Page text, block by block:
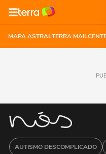
MAPA ASTRALTERRA MAIL
AUTISMO DESCOMPLICADO